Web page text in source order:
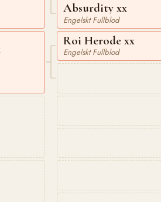
Absurdity xx
Engelskt Fullblod
Roi Herode xx
Engelskt Fullblod